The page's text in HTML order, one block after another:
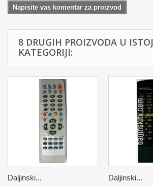
Napisite vas komentar za proizvod
8 DRUGIH PROIZVODA U ISTOJ
KATEGORIJI:
Daljinski... Daljinski...